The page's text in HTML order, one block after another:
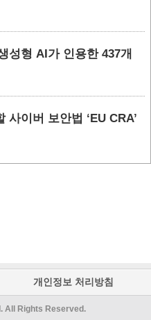
성형 AI가 인용한 437개
이버 보안법 ‘EU CRA’
개인정보 처리방침
All Rights Reserved.